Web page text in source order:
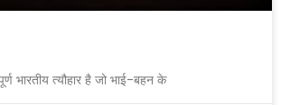
भारतीय त्यौहार है जो भाई-बहन के